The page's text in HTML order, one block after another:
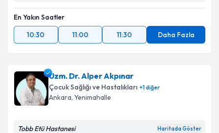
En Yakın Saatler
10:30
11:00 11:30 Daha Fazla
Uzm. Dr. Alper Akpınar
Çocuk Sağlığı ve Hastalıkları +1diğer
Ankara, Yenimahalle
Tobb Etü Hastanesi Haritada Göster